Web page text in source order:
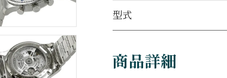
型式
商品詳細